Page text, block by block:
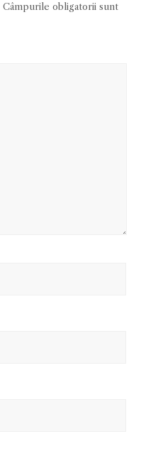
Câmpurile obligatorii sunt